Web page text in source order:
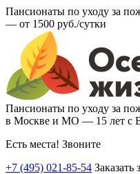
Пансионаты по уходу за
— от 1500 руб./сутки
Пансионаты по уходу за
в Москве и МО — 15 лет с
Есть места! Звоните
+7 (495) 021-85-54 Заказать